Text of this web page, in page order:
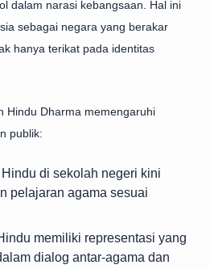
dalam narasi kebangsaan. Hal ini
sebagai negara yang berakar
hanya terikat pada identitas
Hindu Dharma memengaruhi
publik:
di sekolah negeri kini
pelajaran agama sesuai
memiliki representasi yang
dialog antar-agama dan